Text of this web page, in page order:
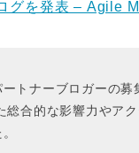
グを発表 – Agile
トナーブロガーの募
合的な影響力やア